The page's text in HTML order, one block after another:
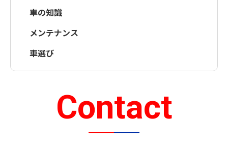
車の知識
メンテナンス
車選び
Contact